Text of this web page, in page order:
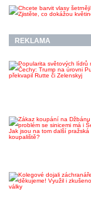
REKLAMA